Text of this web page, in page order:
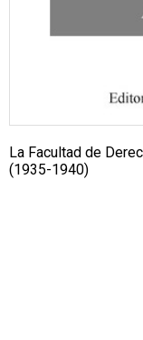
La Facultad de
(1935-1940)